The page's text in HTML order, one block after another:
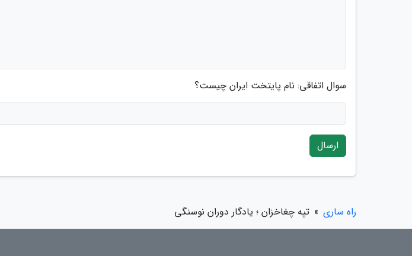
سوال اتفاقی: نام پایتخت ایران چیست؟
ارسال
راه ساری » تپه چغاخزان ؛ یادگار دوران نوسنگی